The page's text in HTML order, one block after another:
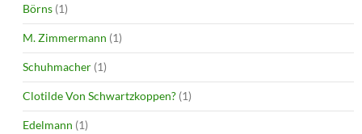
Börns (1)
M. Zimmermann (1)
Schuhmacher (1)
Clotilde Von Schwartzkoppen? (1)
Edelmann (1)